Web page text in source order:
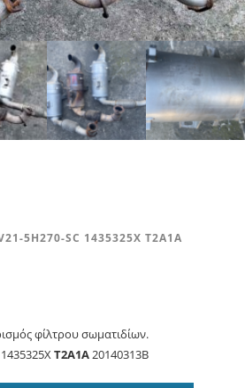
5H270-SC 1435325X T2A1A
φίλτρου σωματιδίων.
1435325XT2A1A20140313B